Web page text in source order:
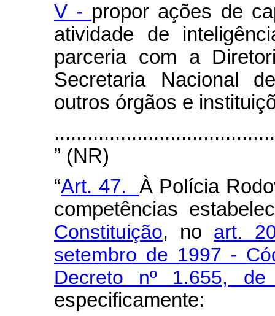
V - propor ações de
atividade de
parceria com a
Secretaria Nacional
outros órgãos e
” (NR)
“Art. 47. À Polícia
competências
Constituição, no art.
setembro de 1997 -
Decreto nº 1.655,
especificamente: